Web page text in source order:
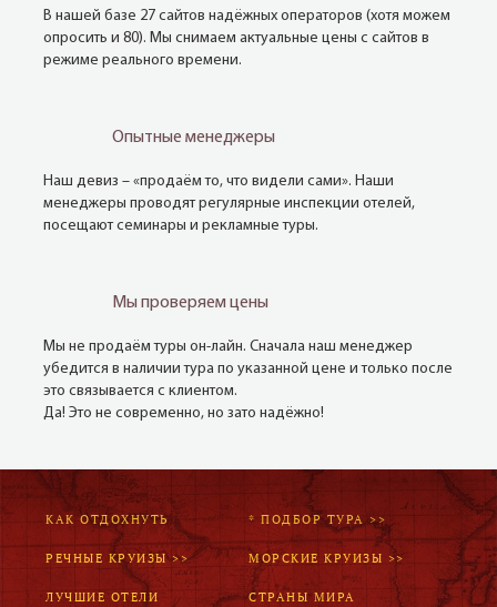
В нашей базе 27 сайтов надёжных операторов (хотя можем
опросить и 80). Мы снимаем актуальные цены с сайтов в
режиме реального времени.
Опытные менеджеры
Наш девиз – «продаём то, что видели сами». Наши
менеджеры проводят регулярные инспекции отелей,
посещают семинары и рекламные туры.
Мы проверяем цены
Мы не продаём туры он-лайн. Сначала наш менеджер
убедится в наличии тура по указанной цене и только после
это связывается с клиентом.
Да! Это не современно, но зато надёжно!
КАК ОТДОХНУТЬ * ПОДБОР ТУРА >>
РЕЧНЫЕ КРУИЗЫ >> МОРСКИЕ КРУИЗЫ >>
ЛУЧШИЕ ОТЕЛИ СТРАНЫ МИРА